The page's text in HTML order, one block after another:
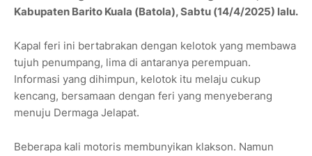
Kabupaten Barito Kuala (Batola), Sabtu (14/4/2025) lalu.
Kapal feri ini bertabrakan dengan kelotok yang membawa
tujuh penumpang, lima di antaranya perempuan.
Informasi yang dihimpun, kelotok itu melaju cukup
kencang, bersamaan dengan feri yang menyeberang
menuju Dermaga Jelapat.
Beberapa kali motoris membunyikan klakson. Namun